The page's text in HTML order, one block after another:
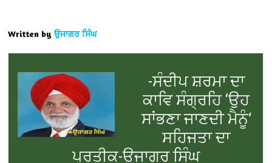
Written by ਉਜਾਗਰ ਸਿੰਘ
-ਸੰਦੀਪ ਸ਼ਰਮਾ ਦਾ
ਕਾਵਿ ਸੰਗ੍ਰਹਿ ‘ਉਹ
ਸਾਂਭਣਾ ਜਾਣਦੀ ਮੈਨੂੰ’
ਸਹਿਜਤਾ ਦਾ
ਪ੍ਰਤੀਕ-ਉਜਾਗਰ ਸਿੰਘ